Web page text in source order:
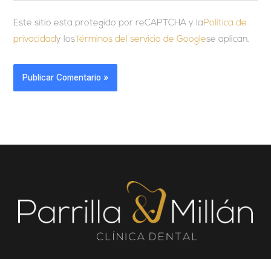
Este sitio esta protegido por reCAPTCHA y laPolítica de
privacidady los Términos del servicio de Googlese aplican.